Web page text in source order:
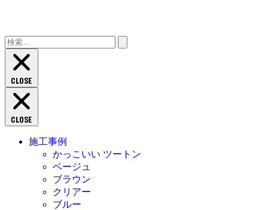
検
索:
CLOSE
CLOSE
施工事例
かっこいい ツートン
ベージュ
ブラウン
クリアー
ブルー